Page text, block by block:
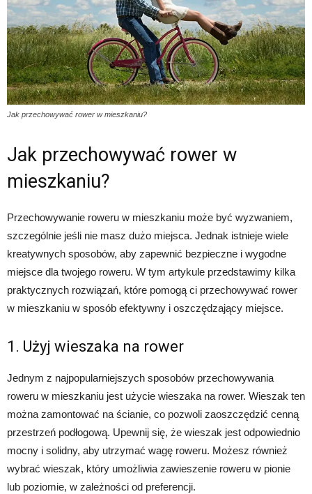
Jak przechowywać rower w mieszkaniu?
Jak przechowywać rower w
mieszkaniu?
Przechowywanie roweru w mieszkaniu może być wyzwaniem,
szczególnie jeśli nie masz dużo miejsca. Jednak istnieje wiele
kreatywnych sposobów, aby zapewnić bezpieczne i wygodne
miejsce dla twojego roweru. W tym artykule przedstawimy kilka
praktycznych rozwiązań, które pomogą ci przechowywać rower
w mieszkaniu w sposób efektywny i oszczędzający miejsce.
1. Użyj wieszaka na rower
Jednym z najpopularniejszych sposobów przechowywania
roweru w mieszkaniu jest użycie wieszaka na rower. Wieszak ten
można zamontować na ścianie, co pozwoli zaoszczędzić cenną
przestrzeń podłogową. Upewnij się, że wieszak jest odpowiednio
mocny i solidny, aby utrzymać wagę roweru. Możesz również
wybrać wieszak, który umożliwia zawieszenie roweru w pionie
lub poziomie, w zależności od preferencji.